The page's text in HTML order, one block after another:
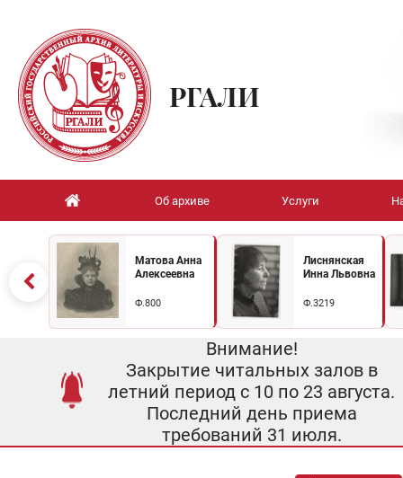
РГАЛИ
Об архиве Услуги
Матова Анна
Алексеевна
Ф.800
Лиснянская
Инна Львовна
Ф.3219
Внимание!
Закрытие читальных залов в
летний период с 10 по 23 августа.
Последний день приема
требований 31 июля.